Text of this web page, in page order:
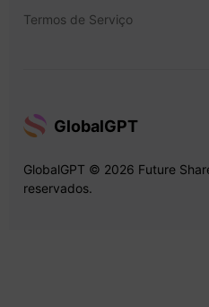
Termos de Serviço
GlobalGPT
GlobalGPT © 2026 Future
reservados.